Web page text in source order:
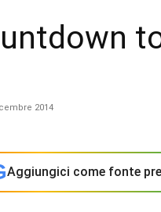
2014
Aggiungici come fonte